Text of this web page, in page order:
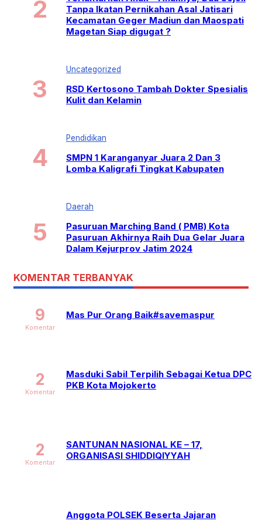
Tanpa Ikatan Pernikahan Asal Jatisari
Kecamatan Geger Madiun dan Maospati
Magetan Siap digugat ?
Uncategorized
RSD Kertosono Tambah Dokter Spesialis
Kulit dan Kelamin
Pendidikan
SMPN 1 Karanganyar Juara 2 Dan 3
Lomba Kaligrafi Tingkat Kabupaten
Daerah
Pasuruan Marching Band ( PMB) Kota
Pasuruan Akhirnya Raih Dua Gelar Juara
Dalam Kejurprov Jatim 2024
KOMENTAR TERBANYAK
Mas Pur Orang Baik#savemaspur
9
Komentar
Masduki Sabil Terpilih Sebagai Ketua DPC
PKB Kota Mojokerto
2
Komentar
SANTUNAN NASIONAL KE – 17,
ORGANISASI SHIDDIQIYYAH
2
Komentar
Anggota POLSEK Beserta Jajaran